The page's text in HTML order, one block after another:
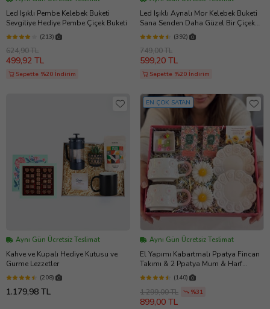
Led Işıklı Pembe Kelebek Buketi
Sevgiliye Hediye Pembe Çiçek Buketi
(213)
624,90 TL
499,92 TL
Sepette %20 İndirim
Led Işıklı Aynalı Mor Kelebek Buketi
Sana Senden Daha Güzel Bir Çiçek
Bulamadım Ayna Buket Sevgiliye
Hediye
(392)
749,00 TL
599,20 TL
Sepette %20 İndirim
Aynı Gün Ücretsiz Teslimat
Kahve ve Kupalı Hediye Kutusu ve
Gurme Lezzetler
(208)
1.179,98 TL
EN ÇOK SATAN
Aynı Gün Ücretsiz Teslimat
El Yapımı Kabartmalı Ppatya Fincan
Takımı & 2 Ppatya Mum & Harf
Anahtarlık & Kokulu Mendil Hediye
Seti-
(140)
1.299,00 TL %31
899,00 TL